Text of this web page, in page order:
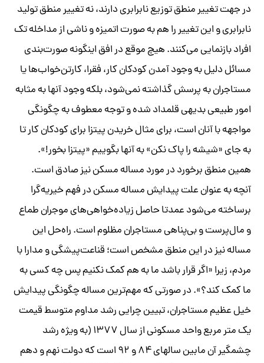
در جهت تغییر منطق توزیع نابرابری دارند، نه تغییر منطق تولید
نابرابری و این تغییر را هم به صورت اتمیزه و ناشی از مداخله تک
افراد بازنمایی می‌کنند. هیچ‌ موقع در افق اینگونه صورت‌بندی
مسائل دلیل به وجود آمدن کودکان کار، فقرا، کارتن‌خواب‌ها یا
مستاجران به پرسش گذاشته نمی‌شود، بلکه وجود آنها به مثابه
امور طبیعی بدیهی قلمداد شده و توجه معطوف به چگونگی
مواجهه با آنان است، برای مثال خریدن پیتزا برای کودکان کار تا
به جای «شیشه را پاک نکن» به آنها بگوییم «پیتزا بخور!».
همین منطق برخورد در مورد مساله مسکن نیز صادق است.
آنچه به عنوان علت پیدایش مساله مسکن در فهم خیریه‌گرا
برساخته می‌شود عمدتا حاصل زیاده‌خواهی‌های موجران طماع
و مال‌پرست و بی‌پناهی مستاجران مظلوم است. راه‌حل این
مساله نیز در این منطق مشخص است؛ قناعت‌پیشگی و مدارا با
مردم، زیرا «اگر قرار باشد ما به هم کمک نکنیم پس چه کسی به
ما کمک کند؟». در صورتی که مهم‌ترین مساله چگونگی پیدایش
خیل عظیم مستاجران، تبیین چرایی رشد مداوم متوسط قیمت
یک متر مربع واحد مسکونی از سال ۱۳۷۷ (به ویژه رشد
چشمگیر آن مابین سالهای ۸۴ و ۹۲ است که دولت نهم و دهم